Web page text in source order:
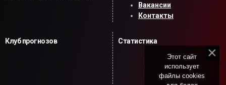
Вакансии
Контакты
Клуб прогнозов Статистика
Этот сайт
использует
файлы cookies